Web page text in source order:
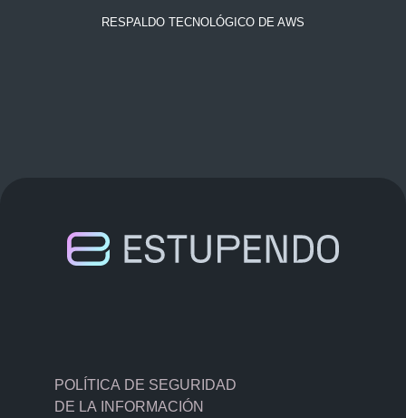
RESPALDO TECNOLÓGICO DE AWS
POLÍTICA DE SEGURIDAD
DE LA INFORMACIÓN